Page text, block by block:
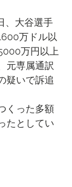
、大谷選手
万ドル以
万円以上
元専属通訳
疑いで訴追
くった多額
たとしてい